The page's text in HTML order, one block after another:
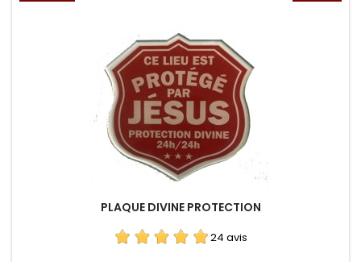
PLAQUE DIVINE PROTECTION
24 avis